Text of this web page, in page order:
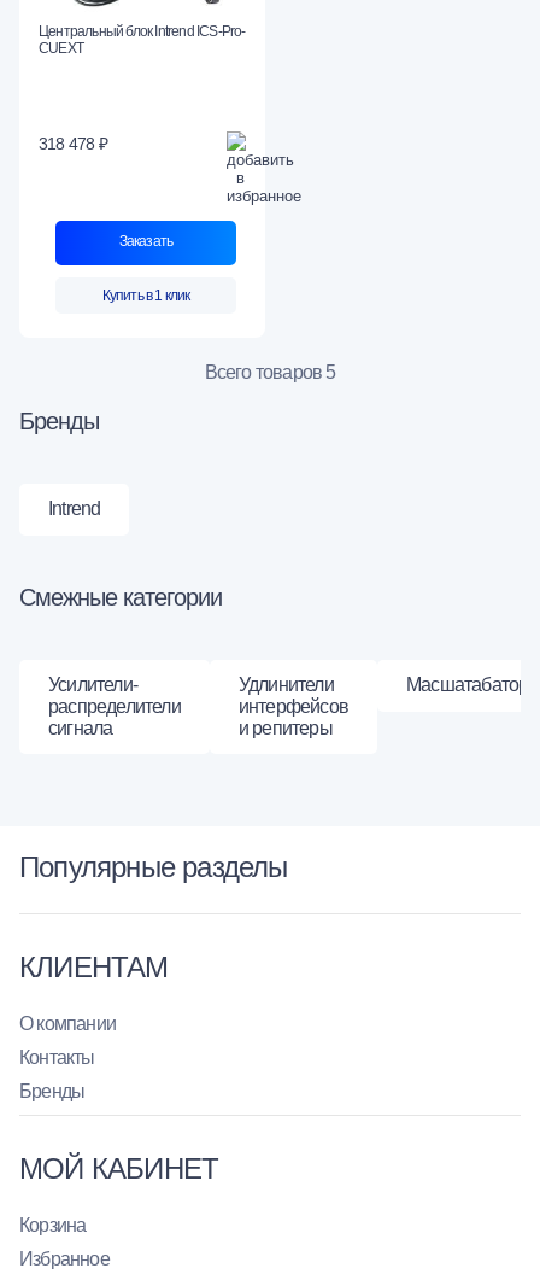
Центральный блок Intrend ICS-Pro-
CUEXT
318 478 ₽
Заказать
Купить в 1 клик
Всего товаров 5
Бренды
Intrend
Смежные категории
Усилители-
распределители
сигнала
Удлинители
интерфейсов
и репитеры
Популярные разделы
КЛИЕНТАМ
О компании
Контакты
Бренды
МОЙ КАБИНЕТ
Корзина
Избранное